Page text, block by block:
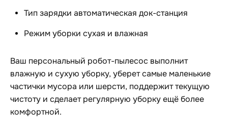
Тип зарядки автоматическая док-станция
Режим уборки сухая и влажная
Ваш персональный робот-пылесос выполнит
влажную и сухую уборку, уберет самые маленькие
частички мусора или шерсти, поддержит текущую
чистоту и сделает регулярную уборку ещё более
комфортной.